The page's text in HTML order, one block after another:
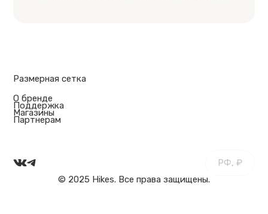
Размерная сетка
О бренде
Поддержка
Магазины
Партнерам
© 2025 Hikes. Все права защищены.
РФ, ₽